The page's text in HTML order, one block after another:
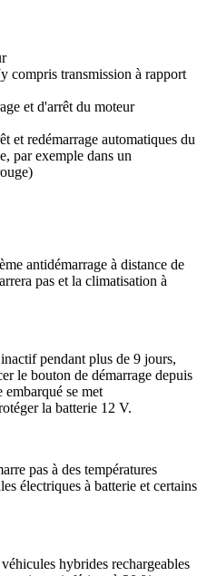
compris transmission à rapport
et d'arrêt du moteur
et redémarrage automatiques du
par exemple dans un
antidémarrage à distance de
pas et la climatisation à
pendant plus de 9 jours,
le bouton de démarrage depuis
se met
la batterie 12 V.
pas à des températures
électriques à batterie et certains
hybrides rechargeables